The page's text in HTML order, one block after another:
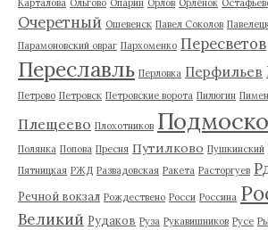
Карталова Ольгово Опарин Орлов Орлёнок
Очеретный Ошевенск Павел Соколов
Парамоновский овраг Пархоменко Пересветов
Переславль Перловка Перфильев
Петрово Петровск Петровские ворота Пилюгин
Плещеево Плохотников
Полянка Попова Пресня Путилково Пушкинский
Пятницкая РЖД Развадовская Ракета Расторгуев
Речной вокзал Рождествено Росси Россина
Великий Рудаков Руза Рукавишников Русе